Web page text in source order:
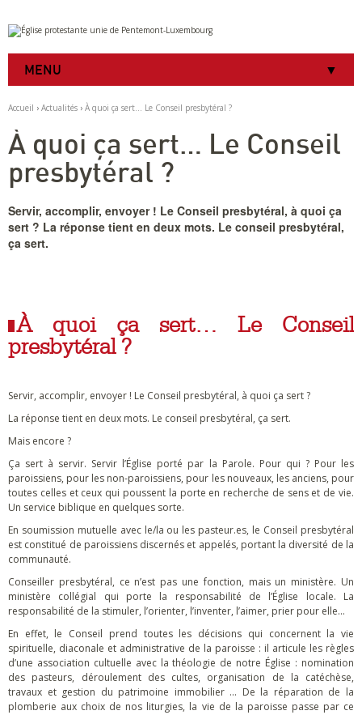
Aller
au
contenu.
à
navigation
Outils
personnels
MENU
Accueil › Actualités › À quoi ça sert… Le Conseil presbytéral ?
À quoi ça sert… Le Conseil
presbytéral ?
Servir, accomplir, envoyer ! Le Conseil presbytéral, à quoi ça
sert ? La réponse tient en deux mots. Le conseil presbytéral,
ça sert.
À quoi ça sert… Le Conseil
presbytéral ?
Servir, accomplir, envoyer ! Le Conseil presbytéral, à quoi ça sert ?
La réponse tient en deux mots. Le conseil presbytéral, ça sert.
Mais encore ?
Ça sert à servir. Servir l’Église porté par la Parole. Pour qui ? Pour les
paroissiens, pour les non-paroissiens, pour les nouveaux, les anciens, pour
toutes celles et ceux qui poussent la porte en recherche de sens et de vie.
Un service biblique en quelques sorte.
En soumission mutuelle avec le/la ou les pasteur.es, le Conseil presbytéral
est constitué de paroissiens discernés et appelés, portant la diversité de la
communauté.
Conseiller presbytéral, ce n’est pas une fonction, mais un ministère. Un
ministère collégial qui porte la responsabilité de l’Église locale. La
responsabilité de la stimuler, l’orienter, l’inventer, l’aimer, prier pour elle…
En effet, le Conseil prend toutes les décisions qui concernent la vie
spirituelle, diaconale et administrative de la paroisse : il articule les règles
d’une association cultuelle avec la théologie de notre Église : nomination
des pasteurs, déroulement des cultes, organisation de la catéchèse,
travaux et gestion du patrimoine immobilier ... De la réparation de la
plomberie aux choix de nos liturgies, la vie de la paroisse passe par ce